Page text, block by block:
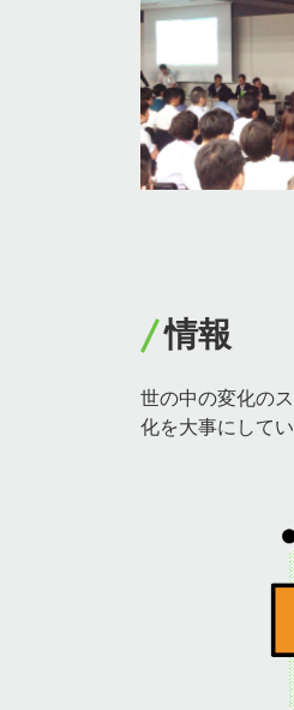
情報
世の中の変化の
化を大事にしてい